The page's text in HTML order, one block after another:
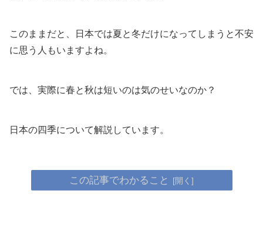
このままだと、日本では夏と冬だけになってしまうと不安
に思う人もいますよね。
では、実際に春と秋は短いのは気のせいなのか？
日本の四季について解説しています。
この記事でわかること